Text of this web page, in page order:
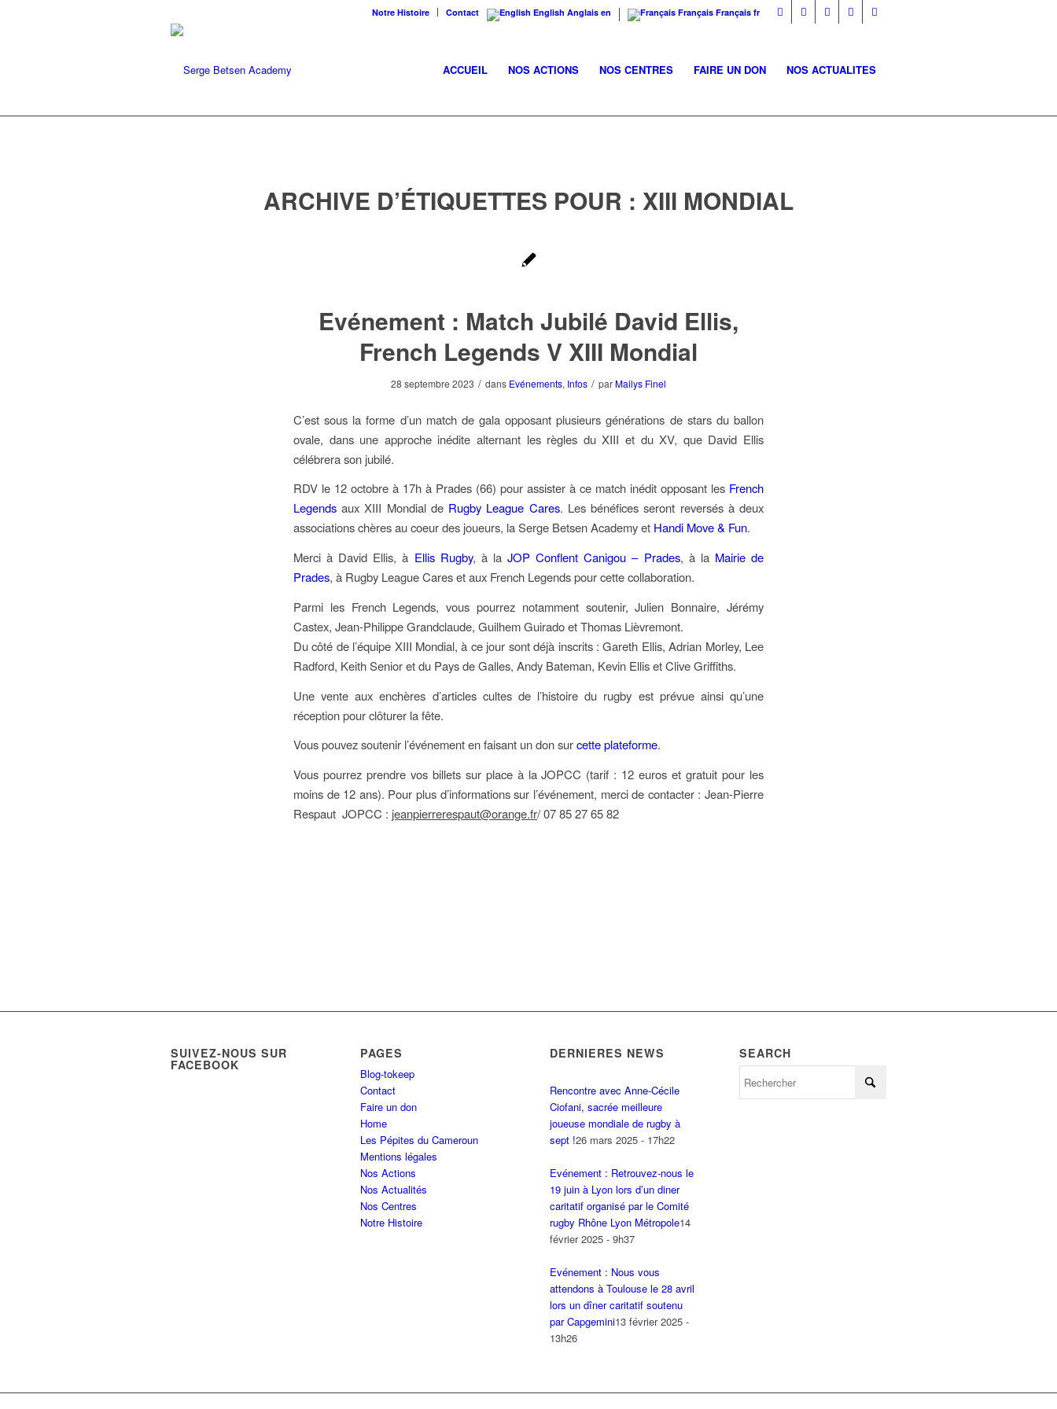
Notre Histoire Contact English Anglais en Français Français fr
ACCUEIL NOS ACTIONS NOS CENTRES FAIRE UN DON NOS ACTUALITES
ARCHIVE D’ÉTIQUETTES POUR : XIII MONDIAL
Evénement : Match Jubilé David Ellis,
French Legends V XIII Mondial
28 septembre 2023 / dans Evénements, Infos / par Mailys Finel
C’est sous la forme d’un match de gala opposant plusieurs générations de stars du ballon
ovale, dans une approche inédite alternant les règles du XIII et du XV, que David Ellis
célébrera son jubilé.
RDV le 12 octobre à 17h à Prades (66) pour assister à ce match inédit opposant les French
Legends aux XIII Mondial de Rugby League Cares. Les bénéfices seront reversés à deux
associations chères au coeur des joueurs, la Serge Betsen Academy et Handi Move & Fun.
Merci à David Ellis, à Ellis Rugby, à laJOP Conflent Canigou – Prades, à la Mairie de
Prades, à Rugby League Cares et aux French Legends pour cette collaboration.
Parmi les French Legends, vous pourrez notamment soutenir, Julien Bonnaire, Jérémy
Castex, Jean-Philippe Grandclaude, Guilhem Guirado et Thomas Lièvremont.
Du côté de l’équipe XIII Mondial, à ce jour sont déjà inscrits : Gareth Ellis, Adrian Morley, Lee
Radford, Keith Senior et du Pays de Galles, Andy Bateman, Kevin Ellis et Clive Griffiths.
Une vente aux enchères d’articles cultes de l’histoire du rugby est prévue ainsi qu’une
réception pour clôturer la fête.
Vous pouvez soutenir l’événement en faisant un don surcette plateforme.
Vous pourrez prendre vos billets sur place à la JOPCC (tarif : 12 euros et gratuit pour les
moins de 12 ans). Pour plus d’informations sur l’événement, merci de contacter : Jean-Pierre
Respaut JOPCC : jeanpierrerespaut@orange.fr/ 07 85 27 65 82
SUIVEZ-NOUS SUR
FACEBOOK
PAGES
Blog-tokeep
Contact
Faire un don
Home
Les Pépites du Cameroun
Mentions légales
Nos Actions
Nos Actualités
Nos Centres
Notre Histoire
DERNIERES NEWS
Rencontre avec Anne-Cécile
Ciofani, sacrée meilleure
joueuse mondiale de rugby à
sept !26 mars 2025 - 17h22
Evénement : Retrouvez-nous le
19 juin à Lyon lors d’un diner
caritatif organisé par le Comité
rugby Rhône Lyon Métropole14
février 2025 - 9h37
Evénement : Nous vous
attendons à Toulouse le 28 avril
lors un dîner caritatif soutenu
par Capgemini13 février 2025 -
13h26
SEARCH